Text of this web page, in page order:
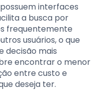
interfaces
a busca por
frequentemente
usuários, o que
decisão mais
encontrar o menor
entre custo e
deseja ter.